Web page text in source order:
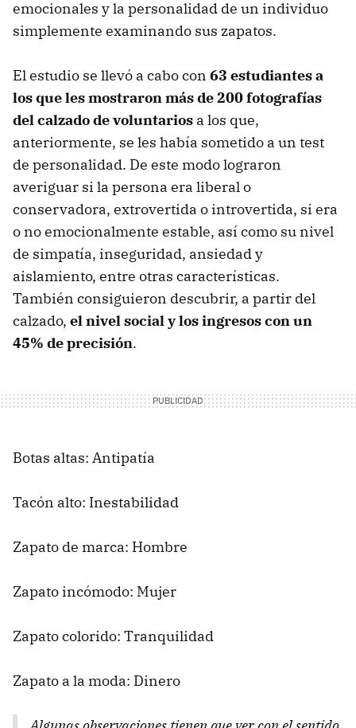
emocionales y la personalidad de un individuo
simplemente examinando sus zapatos.
El estudio se llevó a cabo con 63 estudiantes a
los que les mostraron más de 200 fotografías
del calzado de voluntarios a los que,
anteriormente, se les había sometido a un test
de personalidad. De este modo lograron
averiguar si la persona era liberal o
conservadora, extrovertida o introvertida, si era
o no emocionalmente estable, así como su nivel
de simpatía, inseguridad, ansiedad y
aislamiento, entre otras características.
También consiguieron descubrir, a partir del
calzado, el nivel social y los ingresos con un
45% de precisión.
Botas altas: Antipatía
Tacón alto: Inestabilidad
Zapato de marca: Hombre
Zapato incómodo: Mujer
Zapato colorido: Tranquilidad
Zapato a la moda: Dinero